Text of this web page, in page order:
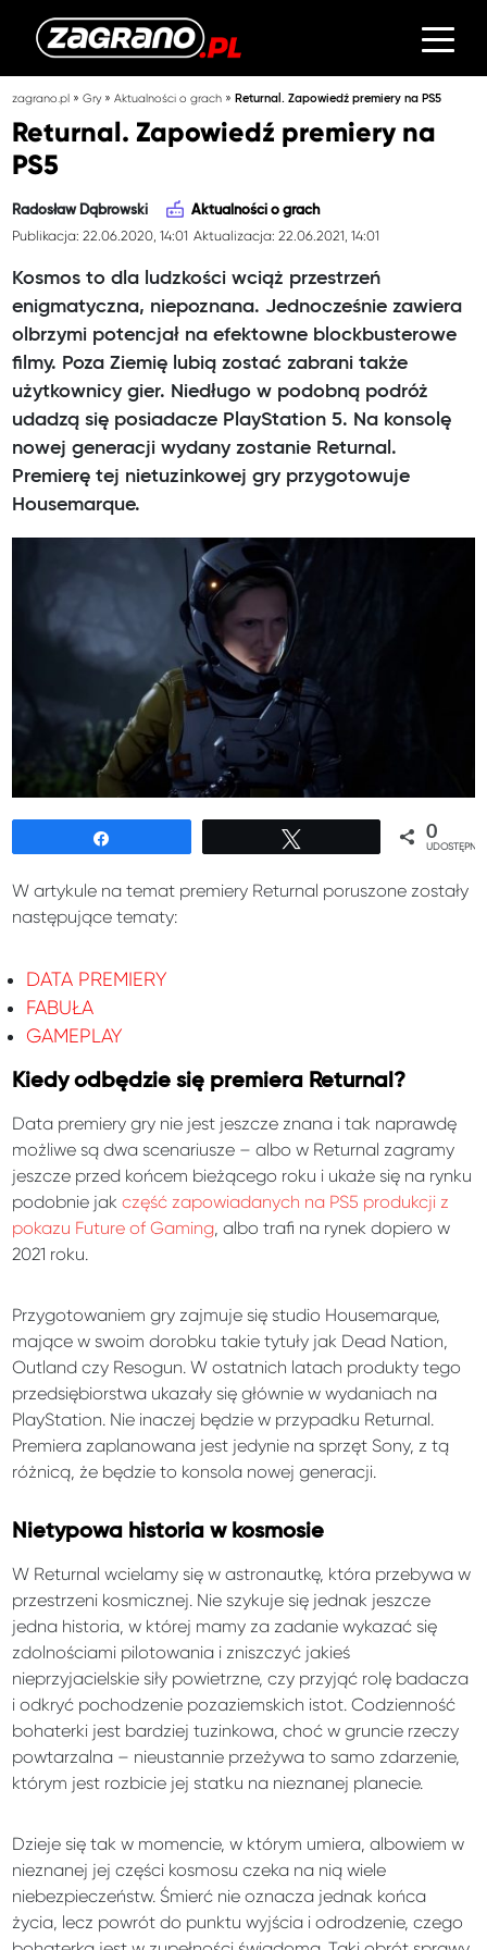
zagrano.pl »Gry»Aktualności o grach »Returnal. Zapowiedź premiery na PS5
Returnal. Zapowiedź premiery na
PS5
Radosław Dąbrowski Aktualności o grach
Publikacja: 22.06.2020, 14:01 Aktualizacja: 22.06.2021, 14:01
Kosmos to dla ludzkości wciąż przestrzeń
enigmatyczna, niepoznana. Jednocześnie zawiera
olbrzymi potencjał na efektowne blockbusterowe
filmy. Poza Ziemię lubią zostać zabrani także
użytkownicy gier. Niedługo w podobną podróż
udadzą się posiadacze PlayStation 5. Na konsolę
nowej generacji wydany zostanie Returnal.
Premierę tej nietuzinkowej gry przygotowuje
Housemarque.
0
W artykule na temat premiery Returnal poruszone zostały
następujące tematy:
DATA PREMIERY
FABUŁA
GAMEPLAY
Kiedy odbędzie się premiera Returnal?
Data premiery gry nie jest jeszcze znana i tak naprawdę
możliwe są dwa scenariusze – albo w Returnal zagramy
jeszcze przed końcem bieżącego roku i ukaże się na rynku
podobnie jakczęść zapowiadanych na PS5 produkcji z
pokazu Future of Gaming, albo trafi na rynek dopiero w
2021 roku.
Przygotowaniem gry zajmuje się studio Housemarque,
mające w swoim dorobku takie tytuły jak Dead Nation,
Outland czy Resogun. W ostatnich latach produkty tego
przedsiębiorstwa ukazały się głównie w wydaniach na
PlayStation. Nie inaczej będzie w przypadku Returnal.
Premiera zaplanowana jest jedynie na sprzęt Sony, z tą
różnicą, że będzie to konsola nowej generacji.
Nietypowa historia w kosmosie
W Returnal wcielamy się w astronautkę, która przebywa w
przestrzeni kosmicznej. Nie szykuje się jednak jeszcze
jedna historia, w której mamy za zadanie wykazać się
zdolnościami pilotowania i zniszczyć jakieś
nieprzyjacielskie siły powietrzne, czy przyjąć rolę badacza
i odkryć pochodzenie pozaziemskich istot. Codzienność
bohaterki jest bardziej tuzinkowa, choć w gruncie rzeczy
powtarzalna – nieustannie przeżywa to samo zdarzenie,
którym jest rozbicie jej statku na nieznanej planecie.
Dzieje się tak w momencie, w którym umiera, albowiem w
nieznanej jej części kosmosu czeka na nią wiele
niebezpieczeństw. Śmierć nie oznacza jednak końca
życia, lecz powrót do punktu wyjścia i odrodzenie, czego